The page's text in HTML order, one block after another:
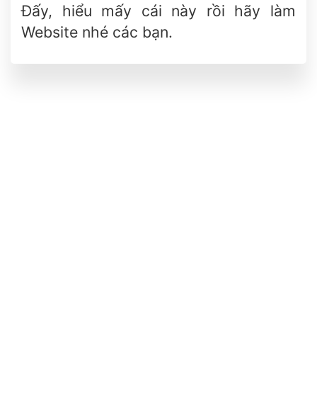
Đấy, hiểu mấy cái này rồi hãy làm
Website nhé các bạn.